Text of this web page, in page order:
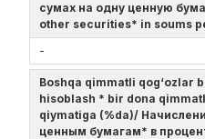
сумах на одну ценную
other securities* in soums
-
Boshqa qimmatli qog‘ozlar
hisoblash * bir dona
qiymatiga (%da)/
ценным бумагам* в